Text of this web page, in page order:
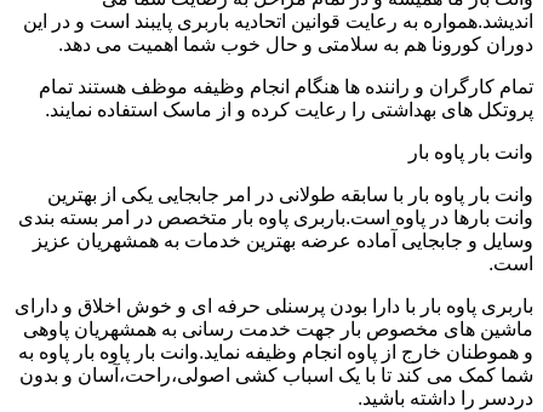
اندیشد.همواره به رعایت قوانین اتحادیه باربری پایبند است و در این
دوران کورونا هم به سلامتی و حال خوب شما اهمیت می دهد.
تمام کارگران و راننده ها هنگام انجام وظیفه موظف هستند تمام
پروتکل های بهداشتی را رعایت کرده و از ماسک استفاده نمایند.
وانت بار پاوه بار
وانت بار پاوه بار با سابقه طولانی در امر جابجایی یکی از بهترین
وانت بارها در پاوه است.باربری پاوه بار متخصص در امر بسته بندی
وسایل و جابجایی آماده عرضه بهترین خدمات به همشهریان عزیز
است.
باربری پاوه بار با دارا بودن پرسنلی حرفه ای و خوش اخلاق و دارای
ماشین های مخصوص بار جهت خدمت رسانی به همشهریان پاوهی
و هموطنان خارج از پاوه انجام وظیفه نماید.وانت بار پاوه بار پاوه به
شما کمک می کند تا با یک اسباب کشی اصولی،راحت،آسان و بدون
دردسر را داشته باشید.